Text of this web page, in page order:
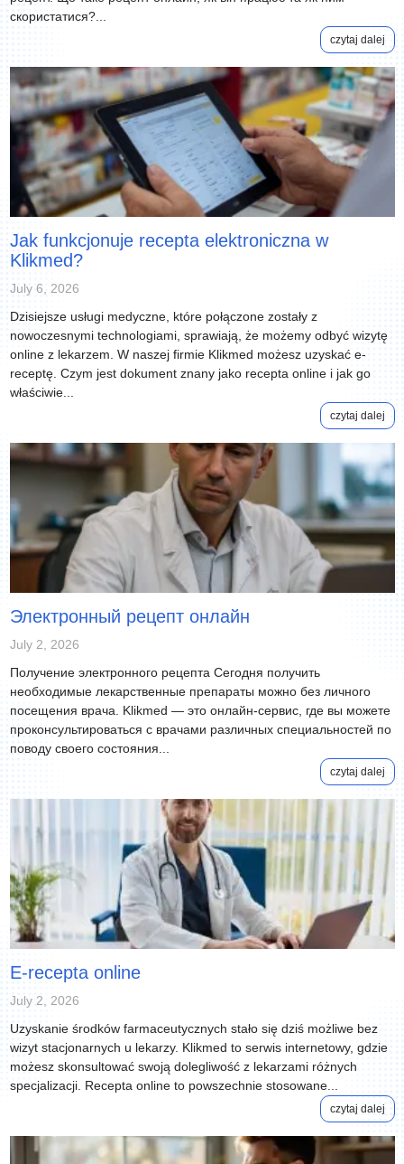
скористатися?...
czytaj dalej
Jak funkcjonuje recepta elektroniczna w
Klikmed?
July 6, 2026
Dzisiejsze usługi medyczne, które połączone zostały z
nowoczesnymi technologiami, sprawiają, że możemy odbyć wizytę
online z lekarzem. W naszej firmie Klikmed możesz uzyskać e-
receptę. Czym jest dokument znany jako recepta online i jak go
właściwie...
czytaj dalej
Электронный рецепт онлайн
July 2, 2026
Получение электронного рецепта Сегодня получить
необходимые лекарственные препараты можно без личного
посещения врача. Klikmed — это онлайн-сервис, где вы можете
проконсультироваться с врачами различных специальностей по
поводу своего состояния...
czytaj dalej
E-recepta online
July 2, 2026
Uzyskanie środków farmaceutycznych stało się dziś możliwe bez
wizyt stacjonarnych u lekarzy. Klikmed to serwis internetowy, gdzie
możesz skonsultować swoją dolegliwość z lekarzami różnych
specjalizacji. Recepta online to powszechnie stosowane...
czytaj dalej